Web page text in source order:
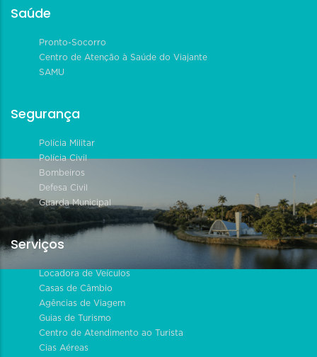
Saúde
Pronto-Socorro
Centro de Atenção à Saúde do Viajante
SAMU
Segurança
Polícia Militar
Polícia Civil
Bombeiros
Defesa Civil
Guarda Municipal
Serviços
Locadora de Veículos
Casas de Câmbio
Agências de Viagem
Guias de Turismo
Centro de Atendimento ao Turista
Cias Aéreas